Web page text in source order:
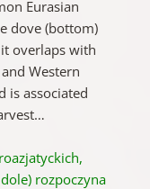
Eurasian
dove (bottom)
overlaps with
Western
is associated
rozpoczyna